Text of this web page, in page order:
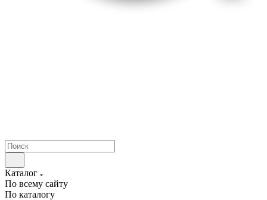
Каталог
По всему сайту
По каталогу